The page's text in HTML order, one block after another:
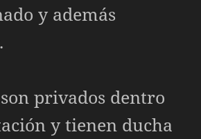
y además
privados dentro
y tienen ducha